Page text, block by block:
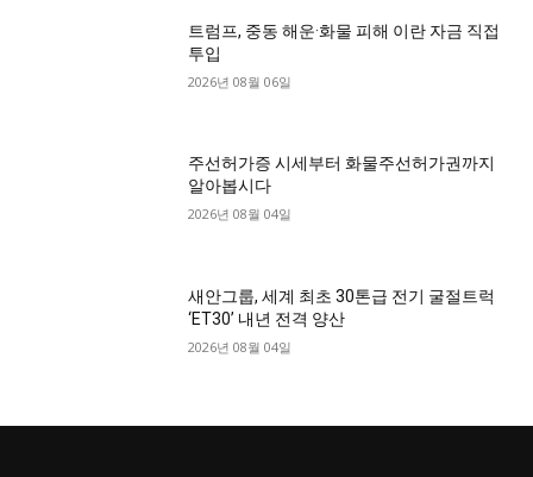
트럼프, 중동 해운·화물 피해 이란 자금 직접
투입
2026년 08월 06일
주선허가증 시세부터 화물주선허가권까지
알아봅시다
2026년 08월 04일
새안그룹, 세계 최초 30톤급 전기 굴절트럭
‘ET30’ 내년 전격 양산
2026년 08월 04일